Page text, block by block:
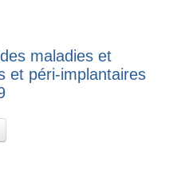
maladies et
et péri-implantaires